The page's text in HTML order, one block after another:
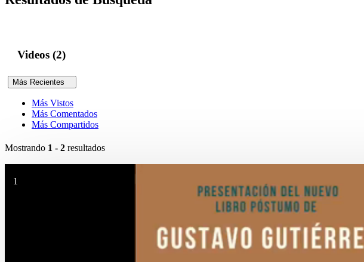
Videos (2)
Más Recientes
Más Vistos
Más Comentados
Más Compartidos
Mostrando 1 - 2 resultados
1